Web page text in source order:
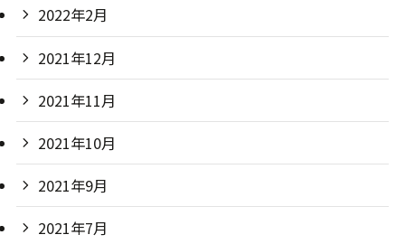
2022年2月
2021年12月
2021年11月
2021年10月
2021年9月
2021年7月